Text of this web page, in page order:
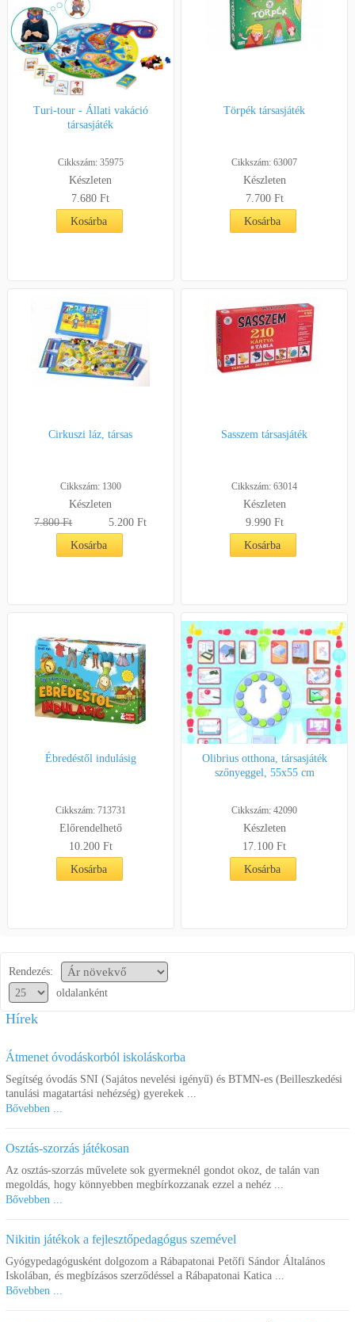
Turi-tour - Állati vakáció
társasjáték
Cikkszám: 35975
Készleten
7.680 Ft
Kosárba
Törpék társasjáték
Cikkszám: 63007
Készleten
7.700 Ft
Kosárba
Cirkuszi láz, társas
Cikkszám: 1300
Készleten
7.800 Ft
5.200 Ft
Kosárba
Sasszem társasjáték
Cikkszám: 63014
Készleten
9.990 Ft
Kosárba
Ébredéstől indulásig
Cikkszám: 713731
Előrendelhető
10.200 Ft
Kosárba
Olibrius otthona, társasjáték
szőnyeggel, 55x55 cm
Cikkszám: 42090
Készleten
17.100 Ft
Kosárba
Rendezés:
oldalanként
Hírek
Átmenet óvodáskorból iskoláskorba
Segítség óvodás SNI (Sajátos nevelési igényű) és BTMN-es (Beilleszkedési
tanulási magatartási nehézség) gyerekek ...
Bővebben ...
Osztás-szorzás játékosan
Az osztás-szorzás művelete sok gyermeknél gondot okoz, de talán van
megoldás, hogy könnyebben megbírkozzanak ezzel a nehéz ...
Bővebben ...
Nikitin játékok a fejlesztőpedagógus szemével
Gyógypedagógusként dolgozom a Rábapatonai Petőfi Sándor Általános
Iskolában, és megbízásos szerződéssel a Rábapatonai Katica ...
Bővebben ...